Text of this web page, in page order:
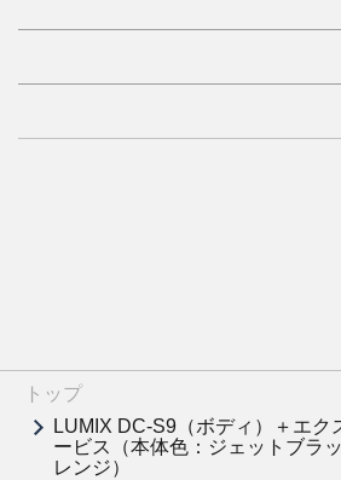
トップ
LUMIX DC-S9（ボディ）＋エク
ービス（本体色：ジェットブラ
レンジ）